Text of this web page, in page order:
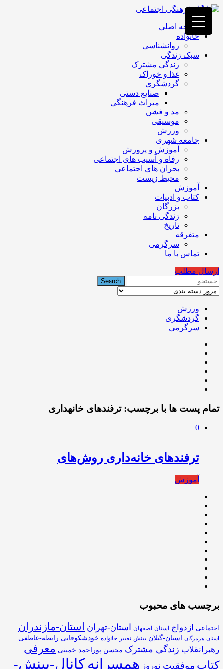
فصد
خون
غرب
تهران
خشکشویی
تصفیه
تهران
صفحه اصلی
خانواده
روانشناسی
سبک زندگی
زندگی مشترک
غذا و خوراک
گردشگری
صنایع دستی
میراث فرهنگی
مد و فشن
موسیقی
ورزش
جامعه شهری
آموزش و پرورش
رفاه و آسیب های اجتماعی
بحران های اجتماعی
محیط زیست
آموزش
کتاب و ادبیات
بزرگان
زندگی نامه
تاریخ
متفرقه
سرگرمی
تماس با ما
ارسال مطلب
ورزش
گردشگری
سرگرمی
تمام پست ها با برچسب:ترفندهای خانهداری
0
ترفندهای خانه‌داری روش‌های
آموزش
برچسب های محبوب
اجتماعی ازدواج استان-اصفهان استان-تهران استان-مازندران
استان-هرمزگان استان-گیلان بینش تغییر خانواده خودشکوفایی رابطه-عاطفی
رهبرانقلاب زندگی مشترک محسن پوراحمد خمینی معرفی
کتاب موفقیت نوروز همسرانهکانال-بینش-